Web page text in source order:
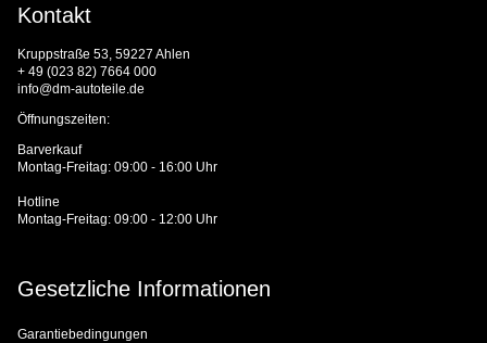
Kontakt
Kruppstraße 53, 59227 Ahlen
+ 49 (023 82) 7664 000
info@dm-autoteile.de
Öffnungszeiten:
Barverkauf
Montag-Freitag: 09:00 - 16:00 Uhr
Hotline
Montag-Freitag: 09:00 - 12:00 Uhr
Gesetzliche Informationen
Garantiebedingungen